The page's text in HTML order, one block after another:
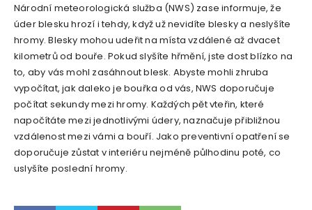
Národní meteorologická služba (NWS) zase informuje, že
úder blesku hrozí i tehdy, když už nevidíte blesky a neslyšíte
hromy. Blesky mohou udeřit na místa vzdálené až dvacet
kilometrů od bouře. Pokud slyšíte hřmění, jste dost blízko na
to, aby vás mohl zasáhnout blesk. Abyste mohli zhruba
vypočítat, jak daleko je bouřka od vás, NWS doporučuje
počítat sekundy mezi hromy. Každých pět vteřin, které
napočítáte mezi jednotlivými údery, naznačuje přibližnou
vzdálenost mezi vámi a bouří. Jako preventivní opatření se
doporučuje zůstat v interiéru nejméně půlhodinu poté, co
uslyšíte poslední hromy.